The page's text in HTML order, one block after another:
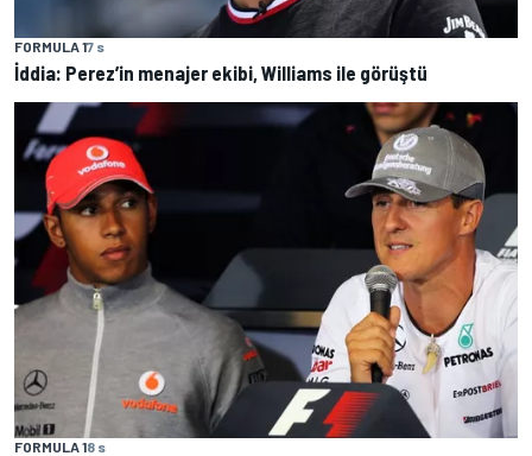
FORMULA 17 s
İddia: Perez’in menajer ekibi, Williams ile görüştü
FORMULA 18 s